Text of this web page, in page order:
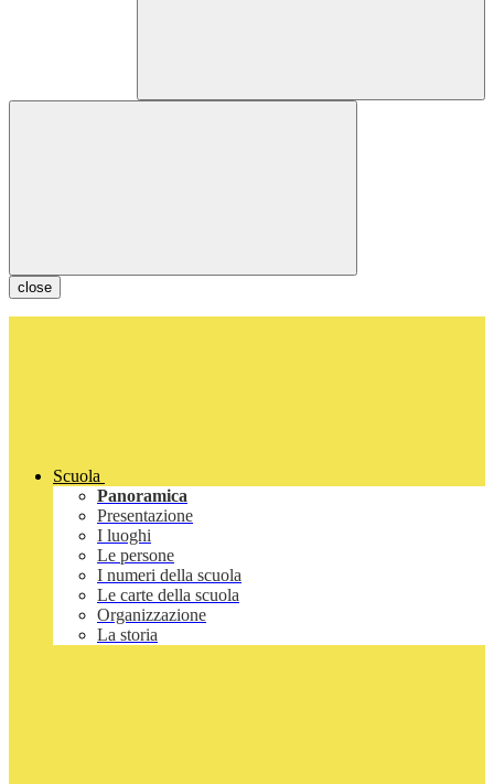
close
Scuola
Panoramica
Presentazione
I luoghi
Le persone
I numeri della scuola
Le carte della scuola
Organizzazione
La storia